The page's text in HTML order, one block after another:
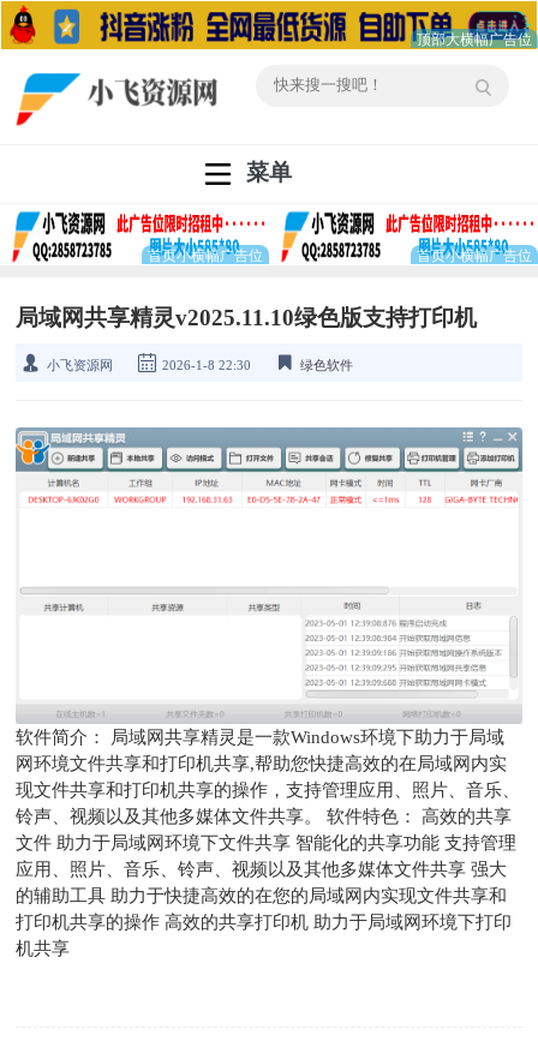
菜单
局域网共享精灵v2025.11.10绿色版支持打印机
小飞资源网 2026-1-8 22:30 绿色软件
软件简介： 局域网共享精灵是一款Windows环境下助力于局域
网环境文件共享和打印机共享,帮助您快捷高效的在局域网内实
现文件共享和打印机共享的操作，支持管理应用、照片、音乐、
铃声、视频以及其他多媒体文件共享。 软件特色： 高效的共享
文件 助力于局域网环境下文件共享 智能化的共享功能 支持管理
应用、照片、音乐、铃声、视频以及其他多媒体文件共享 强大
的辅助工具 助力于快捷高效的在您的局域网内实现文件共享和
打印机共享的操作 高效的共享打印机 助力于局域网环境下打印
机共享